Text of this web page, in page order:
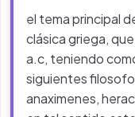
el tema principal
clásica griega,
a.c, teniendo
siguientes
anaximenes,